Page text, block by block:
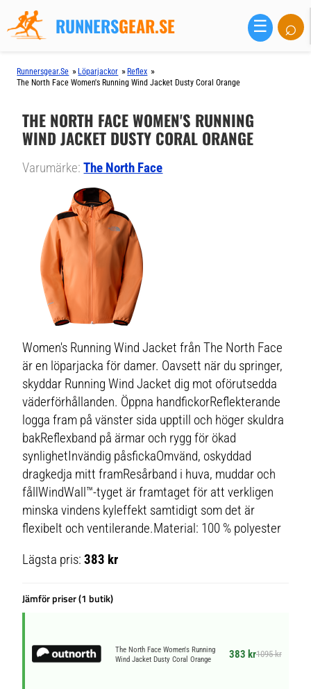
RUNNERSGEAR.SE ☰ ⌕
Runnersgear.se » Löparjackor » Reflex »
The North Face Women's Running Wind Jacket Dusty Coral Orange
THE NORTH FACE WOMEN'S RUNNING
WIND JACKET DUSTY CORAL ORANGE
Varumärke:The North Face
Women's Running Wind Jacket från The North Face
är en löparjacka för damer. Oavsett när du springer,
skyddar Running Wind Jacket dig mot oförutsedda
väderförhållanden. Öppna handfickorReflekterande
logga fram på vänster sida upptill och höger skuldra
bakReflexband på ärmar och rygg för ökad
synlighetInvändig påsfickaOmvänd, oskyddad
dragkedja mitt framResårband i huva, muddar och
fållWindWall™-tyget är framtaget för att verkligen
minska vindens kyleffekt samtidigt som det är
flexibelt och ventilerande.Material: 100 % polyester
Lägsta pris:383 kr
Jämför priser (1 butik)
The North Face Women's Running
Wind Jacket Dusty Coral Orange
383 kr1095 kr